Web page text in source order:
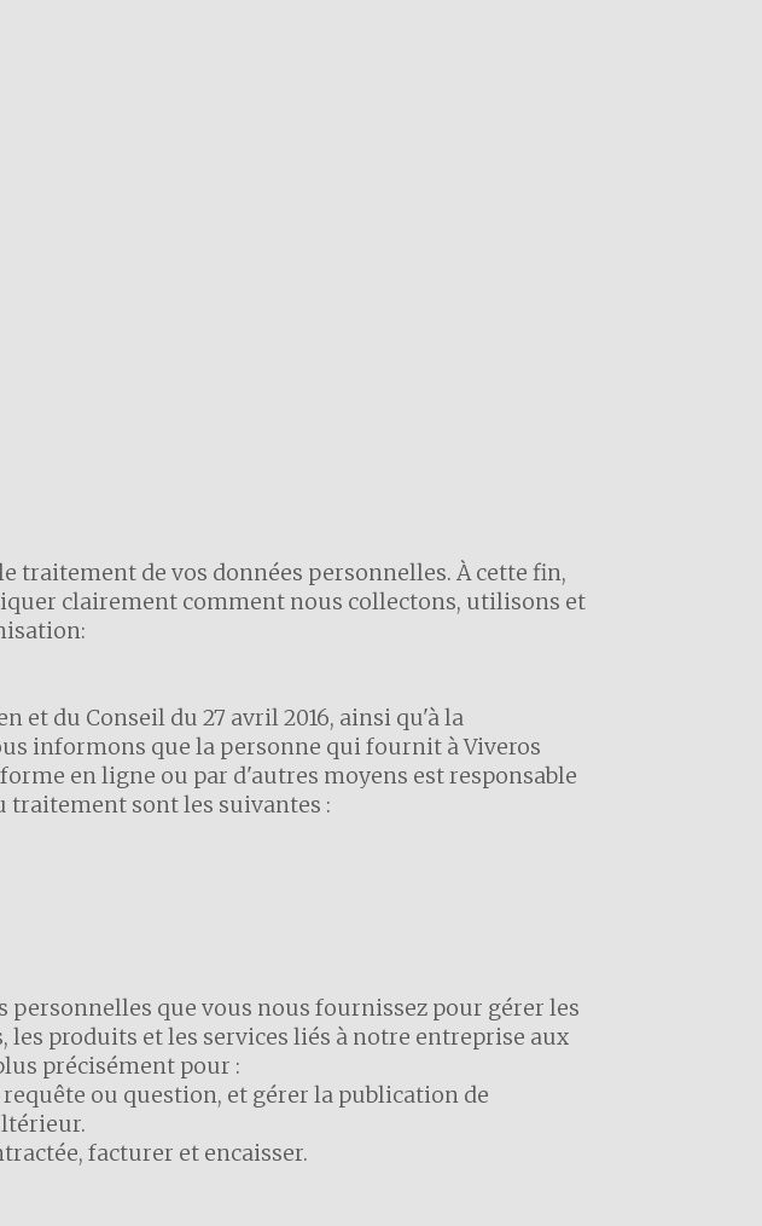
traitement de vos données personnelles. À cette fin,
clairement comment nous collectons, utilisons et
et du Conseil du 27 avril 2016, ainsi qu'à la
informons que la personne qui fournit à Viveros
en ligne ou par d'autres moyens est responsable
traitement sont les suivantes :
personnelles que vous nous fournissez pour gérer les
produits et les services liés à notre entreprise aux
précisément pour :
ou question, et gérer la publication de
facturer et encaisser.